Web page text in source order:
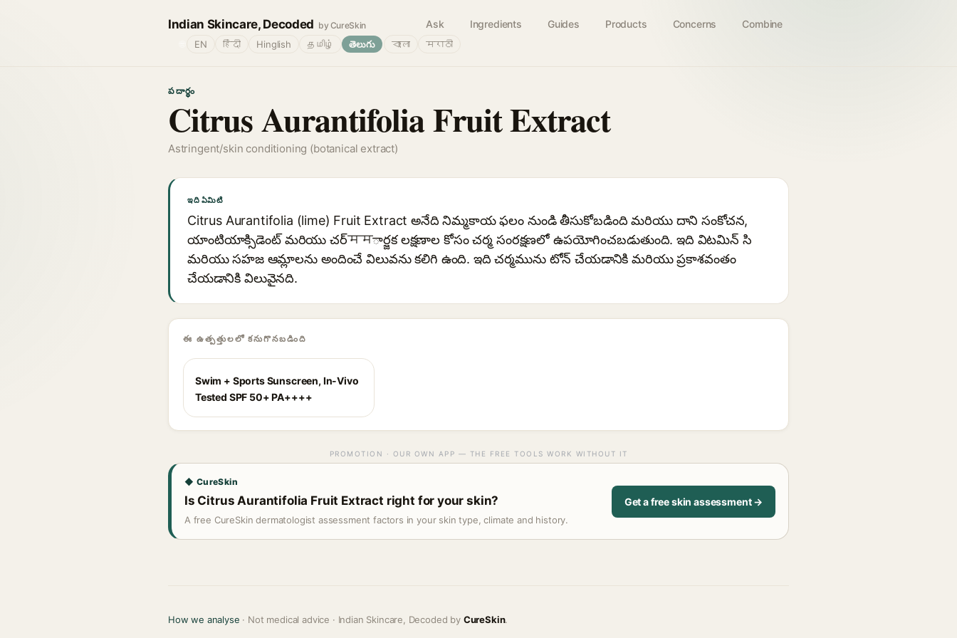
Indian Skincare, Decoded by CureSkin Ask Ingredients Guides Products Concerns Combine
EN हिंदी Hinglish தமிழ் తెలుగు বাংলা मराठी
పదార్థం
Citrus Aurantifolia Fruit Extract
Astringent/skin conditioning (botanical extract)
ఇది ఏమిటి
Citrus Aurantifolia (lime) Fruit Extract అనేది నిమ్మకాయ ఫలం నుండి తీసుకోబడింది మరియు దాని సంకోచన,
యాంటియాక్సిడెంట్ మరియు చర్ममార్జక లక్షణాల కోసం చర్మ సంరక్షణలో ఉపయోగించబడుతుంది. ఇది విటమిన్ సి
మరియు సహజ ఆమ్లాలను అందించే విలువను కలిగి ఉంది. ఇది చర్మమును టోన్ చేయడానికి మరియు ప్రకాశవంతం
చేయడానికి విలువైనది.
ఈ ఉత్పత్తులలో కనుగొనబడింది
Swim + Sports Sunscreen, In-Vivo
Tested SPF 50+ PA++++
PROMOTION · OUR OWN APP — THE FREE TOOLS WORK WITHOUT IT
◆ CureSkin
Is Citrus Aurantifolia Fruit Extract right for your skin?
A free CureSkin dermatologist assessment factors in your skin type, climate and history.
Get a free skin assessment →
How we analyse · Not medical advice · Indian Skincare, Decoded by CureSkin.